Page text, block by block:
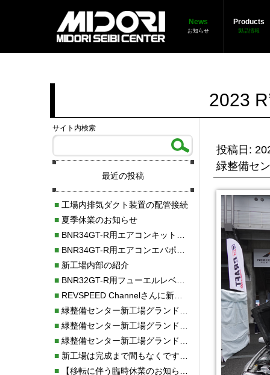
News
お知らせ
Products
製品情報
2023
投稿日:
緑整備セ
サイト内検索
最近の投稿
■工場内排気ダクト装置の配管接続
■夏季休業のお知らせ
■BNR34GT-R用エアコンキット新発売！！
■BNR34GT-R用エアコンエバポレーターを新発売！！
■新工場内部の紹介
■BNR32GT-R用フューエルレベルセンサー新発売！！
■REVSPEED Channelさんに新社屋を紹介していただきました!!
■緑整備センター新工場グランドオープン・続報
■緑整備センター新工場グランドオープン
■緑整備センター新工場グランドオープンのお知らせ！！
■新工場は完成まで間もなくです！！
■【移転に伴う臨時休業のお知らせ】